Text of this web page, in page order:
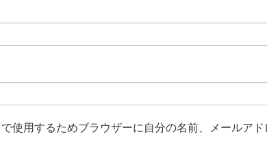
使用するためブラウザーに自分の名前、メールアド